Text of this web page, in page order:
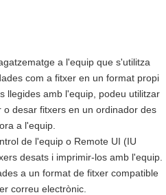
a l'equip que s'utilitza
com a fitxer en un format propi
llegides amb l'equip, podeu utilitzar
desar fitxers en un ordinador des
a l'equip.
de l'equip o Remote UI (IU
desats i imprimir-los amb l'equip.
a un format de fitxer compatible
correu electrònic.